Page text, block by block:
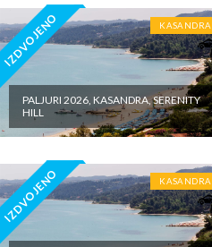
IZDVOJENO KASANDRA
PALJURI 2026, KASANDRA, SERENITY
HILL
IZDVOJENO KASANDRA